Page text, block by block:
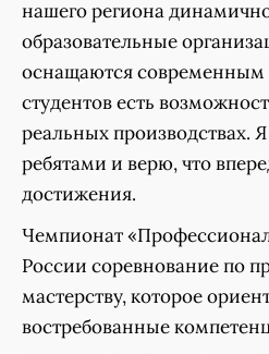
нашего региона
образовательные
оснащаются современным
студентов есть
реальных производствах.
ребятами и верю, что
достижения.
Чемпионат
России соревнование по
мастерству, которое
востребованные